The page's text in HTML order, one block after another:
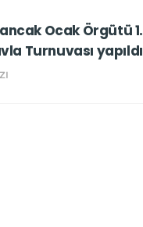
Ocak Örgütü 1.
Turnuvası yapıldı